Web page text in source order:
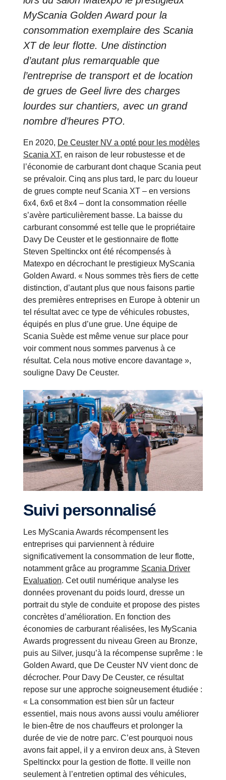
MyScania Golden Award pour la
consommation exemplaire des Scania
XT de leur flotte. Une distinction
d’autant plus remarquable que
l’entreprise de transport et de location
de grues de Geel livre des charges
lourdes sur chantiers, avec un grand
nombre d’heures PTO.
En 2020, De Ceuster NV a opté pour les modèles
Scania XT, en raison de leur robustesse et de
l’économie de carburant dont chaque Scania peut
se prévaloir. Cinq ans plus tard, le parc du loueur
de grues compte neuf Scania XT – en versions
6x4, 6x6 et 8x4 – dont la consommation réelle
s’avère particulièrement basse. La baisse du
carburant consommé est telle que le propriétaire
Davy De Ceuster et le gestionnaire de flotte
Steven Speltinckx ont été récompensés à
Matexpo en décrochant le prestigieux MyScania
Golden Award. « Nous sommes très fiers de cette
distinction, d’autant plus que nous faisons partie
des premières entreprises en Europe à obtenir un
tel résultat avec ce type de véhicules robustes,
équipés en plus d’une grue. Une équipe de
Scania Suède est même venue sur place pour
voir comment nous sommes parvenus à ce
résultat. Cela nous motive encore davantage »,
souligne Davy De Ceuster.
Suivi personnalisé
Les MyScania Awards récompensent les
entreprises qui parviennent à réduire
significativement la consommation de leur flotte,
notamment grâce au programme Scania Driver
Evaluation. Cet outil numérique analyse les
données provenant du poids lourd, dresse un
portrait du style de conduite et propose des pistes
concrètes d’amélioration. En fonction des
économies de carburant réalisées, les MyScania
Awards progressent du niveau Green au Bronze,
puis au Silver, jusqu’à la récompense suprême : le
Golden Award, que De Ceuster NV vient donc de
décrocher. Pour Davy De Ceuster, ce résultat
repose sur une approche soigneusement étudiée :
« La consommation est bien sûr un facteur
essentiel, mais nous avons aussi voulu améliorer
le bien-être de nos chauffeurs et prolonger la
durée de vie de notre parc. C’est pourquoi nous
avons fait appel, il y a environ deux ans, à Steven
Speltinckx pour la gestion de flotte. Il veille non
seulement à l’entretien optimal des véhicules,